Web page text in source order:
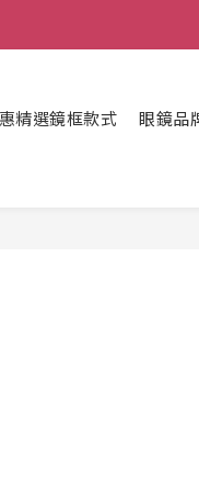
精選鏡框款式
眼鏡品